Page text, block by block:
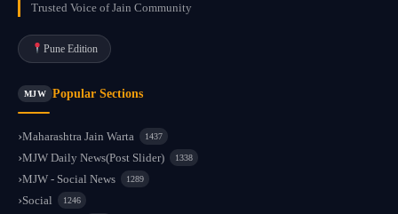
Trusted Voice of Jain Community
Pune Edition
MJW Popular Sections
Maharashtra Jain Warta 1437
MJW Daily News(Post Slider) 1338
MJW - Social News 1289
Social 1246